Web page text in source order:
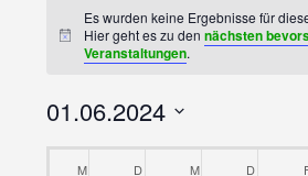
Hinweis
Es wurden keine Ergebnisse für
Hier geht es zu dennächsten
Veranstaltungen.
01.06.2024
Kalender
MMONTAGD DIENSTAG
M MITTWOCH
D